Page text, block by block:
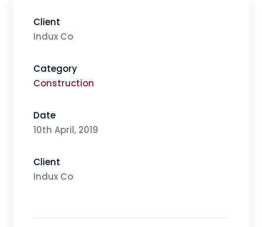
Client
Indux Co
Category
Construction
Date
10th April, 2019
Client
Indux Co